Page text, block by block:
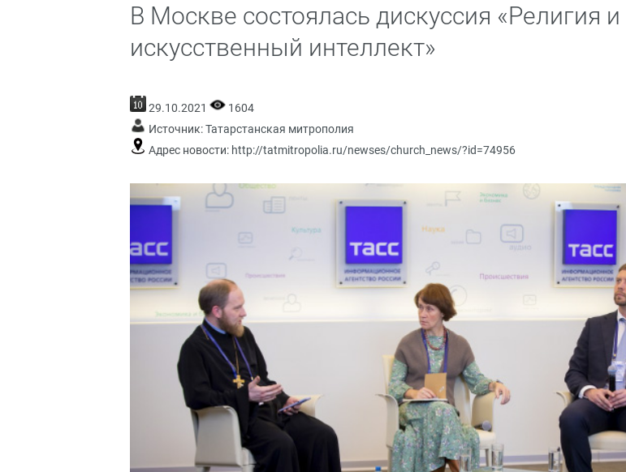
В Москве состоялась дискуссия «Религия и
искусственный интеллект»
29.10.2021
1604
Источник:Татарстанская митрополия
Адрес новости: http://tatmitropolia.ru/newses/church_news/?id=74956